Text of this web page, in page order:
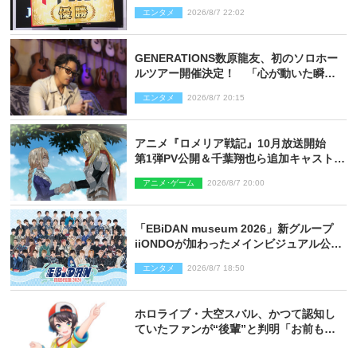
エンタメ 2026/8/7 22:02
GENERATIONS数原龍友、初のソロホー
ルツアー開催決定！ 「心が動いた瞬間
エンタメ 2026/8/7 20:15
アニメ『ロメリア戦記』10月放送開始
第1弾PV公開＆千葉翔也ら追加キャスト4
アニメ･ゲーム 2026/8/7 20:00
「EBiDAN museum 2026」新グループ
iiONDOが加わったメインビジュアル公
エンタメ 2026/8/7 18:50
ホロライブ・大空スバル、かつて認知し
ていたファンが“後輩”と判明「お前もし